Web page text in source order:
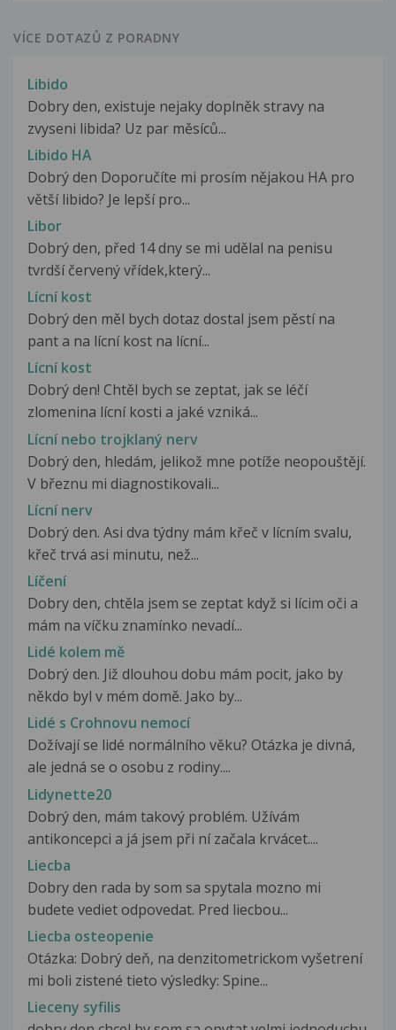
VÍCE DOTAZŮ Z PORADNY
Libido
Dobry den, existuje nejaky doplněk stravy na
zvyseni libida? Uz par měsíců...
Libido HA
Dobrý den Doporučíte mi prosím nějakou HA pro
větší libido? Je lepší pro...
Libor
Dobrý den, před 14 dny se mi udělal na penisu
tvrdší červený vřídek,který...
Lícní kost
Dobrý den měl bych dotaz dostal jsem pěstí na
pant a na lícní kost na lícní...
Lícní kost
Dobrý den! Chtěl bych se zeptat, jak se léčí
zlomenina lícní kosti a jaké vzniká...
Lícní nebo trojklaný nerv
Dobrý den, hledám, jelikož mne potíže neopouštějí.
V březnu mi diagnostikovali...
Lícní nerv
Dobrý den. Asi dva týdny mám křeč v lícním svalu,
křeč trvá asi minutu, než...
Líčení
Dobry den, chtěla jsem se zeptat když si lícim oči a
mám na víčku znamínko nevadí...
Lidé kolem mě
Dobrý den. Již dlouhou dobu mám pocit, jako by
někdo byl v mém domě. Jako by...
Lidé s Crohnovu nemocí
Dožívají se lidé normálního věku? Otázka je divná,
ale jedná se o osobu z rodiny....
Lidynette20
Dobrý den, mám takový problém. Užívám
antikoncepci a já jsem při ní začala krvácet....
Liecba
Dobry den rada by som sa spytala mozno mi
budete vediet odpovedat. Pred liecbou...
Liecba osteopenie
Otázka: Dobrý deň, na denzitometrickom vyšetrení
mi boli zistené tieto výsledky: Spine...
Lieceny syfilis